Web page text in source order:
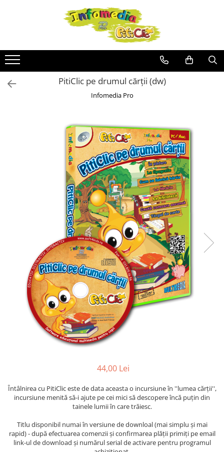
PitiClic pe drumul cărții (dw)
Infomedia Pro
44,00 Lei
Întâlnirea cu PitiClic este de data aceasta o incursiune în ''lumea cărţii'',
incursiune menită să-i ajute pe cei mici să descopere încă puţin din
tainele lumii în care trăiesc.
Titlu disponibil numai în versiune de downloal (mai simplu și mai
rapid) - după efectuarea comenzii și confirmarea plății primiți pe email
link-ul de download și numărul serial de activare pentru programul